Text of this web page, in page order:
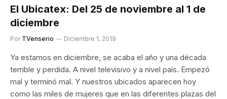
El Ubicatex: Del 25 de noviembre al 1 de
diciembre
Por TVenserio Diciembre 1, 2019
Ya estamos en diciembre, se acaba el año y una década
terrible y perdida. A nivel televisivo y a nivel país. Empezó
mal y terminó mal. Y nuestros ubicados aparecen hoy
como las miles de mujeres que en las diferentes plazas del